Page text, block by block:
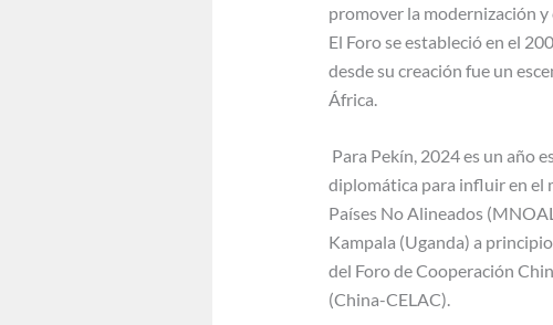
promover la modernización
El Foro se estableció en el
desde su creación fue un
África.
Para Pekín, 2024 es un año
diplomática para influir en el
Países No Alineados
Kampala (Uganda) a
del Foro de Cooperación
(China-CELAC).